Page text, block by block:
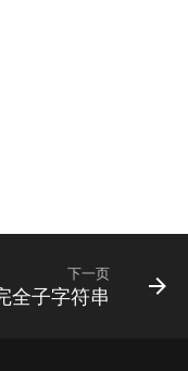
下一页
全子字符串